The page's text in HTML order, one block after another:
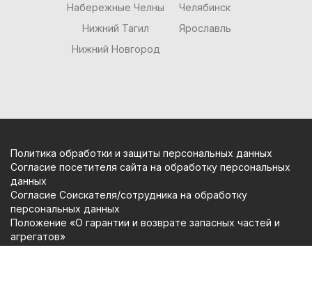
Набережные Челны
Нижний Тагил
Нижний Новгород
Челябинск
Ярославль
Политика обработки и защиты персональных данных
Согласие посетителя сайта на обработку персональных
данных
Согласие Соискателя/сотрудника на обработку
персональных данных
Положение «О гарантии и возврате запасных частей и
агрегатов»